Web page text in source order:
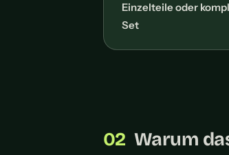
Einzelteile oder
Set
Warum